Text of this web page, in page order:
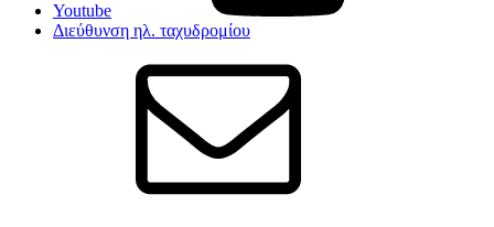
Youtube
Διεύθυνση ηλ. ταχυδρομίου